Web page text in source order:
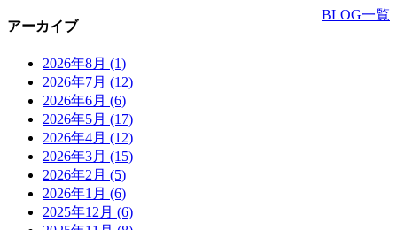
BLOG一覧
アーカイブ
2026年8月 (1)
2026年7月 (12)
2026年6月 (6)
2026年5月 (17)
2026年4月 (12)
2026年3月 (15)
2026年2月 (5)
2026年1月 (6)
2025年12月 (6)